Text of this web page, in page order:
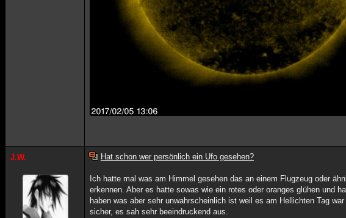
J.W. Hat schon wer persönlich ein Ufo gesehen?
Ich hatte mal was am Himmel gesehen das an einem Flugzeug oder
erkennen. Aber es hatte sowas wie ein rotes oder oranges glühen und
haben was aber sehr unwahrscheinlich ist weil es am Hellichten Tag
sicher, es sah sehr beeindruckend aus.